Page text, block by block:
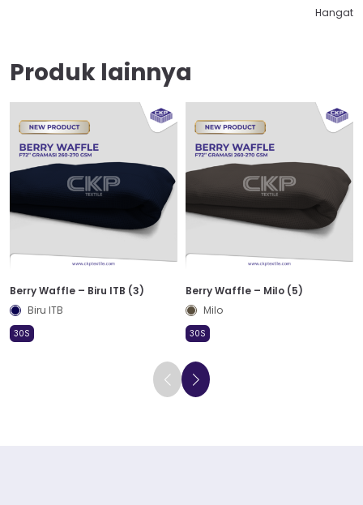
Hangat
Produk lainnya
Berry Waffle – Biru ITB (3)
Biru ITB
30S
Berry Waffle – Milo (5)
Milo
30S